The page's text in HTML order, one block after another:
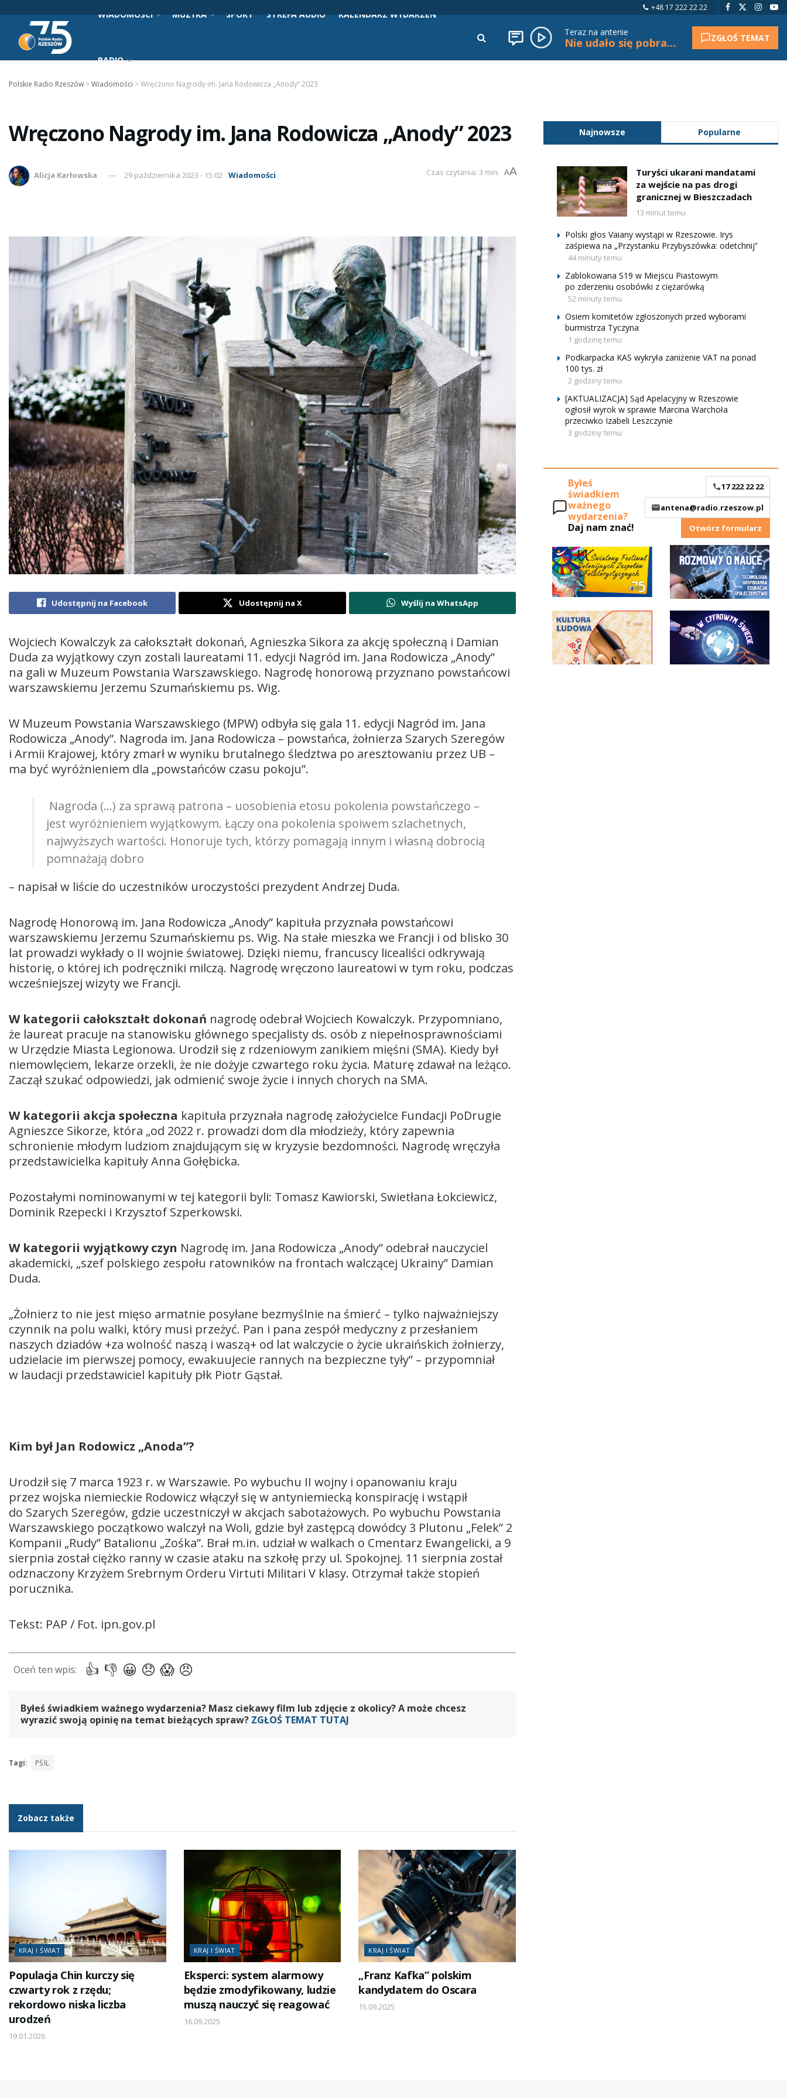
+48 17 222 22 22
WIADOMOŚCI MUZYKA SPORT STREFA AUDIO KALENDARZ WYDARZEŃ
RADIO
Teraz na antenie
Nie udało się pobrać tytułu. ZGŁOŚ TEMAT
Polskie Radio Rzeszów >Wiadomości >Wręczono Nagrody im. Jana Rodowicza „Anody” 2023
Wręczono Nagrody im. Jana Rodowicza „Anody” 2023
Alicja Karłowska 29 października 2023 - 15:02 Wiadomości Czas czytania: 3 min. AA
Udostępnij na Facebook Udostępnij na X Wyślij na WhatsApp
Wojciech Kowalczyk za całokształt dokonań, Agnieszka Sikora za akcję społeczną i Damian
Duda za wyjątkowy czyn zostali laureatami 11. edycji Nagród im. Jana Rodowicza „Anody”
na gali w Muzeum Powstania Warszawskiego. Nagrodę honorową przyznano powstańcowi
warszawskiemu Jerzemu Szumańskiemu ps. Wig.
W Muzeum Powstania Warszawskiego (MPW) odbyła się gala 11. edycji Nagród im. Jana
Rodowicza „Anody”. Nagroda im. Jana Rodowicza – powstańca, żołnierza Szarych Szeregów
i Armii Krajowej, który zmarł w wyniku brutalnego śledztwa po aresztowaniu przez UB –
ma być wyróżnieniem dla „powstańców czasu pokoju”.
Nagroda (…) za sprawą patrona – uosobienia etosu pokolenia powstańczego –
jest wyróżnieniem wyjątkowym. Łączy ona pokolenia spoiwem szlachetnych,
najwyższych wartości. Honoruje tych, którzy pomagają innym i własną dobrocią
pomnażają dobro
– napisał w liście do uczestników uroczystości prezydent Andrzej Duda.
Nagrodę Honorową im. Jana Rodowicza „Anody” kapituła przyznała powstańcowi
warszawskiemu Jerzemu Szumańskiemu ps. Wig. Na stałe mieszka we Francji i od blisko 30
lat prowadzi wykłady o II wojnie światowej. Dzięki niemu, francuscy licealiści odkrywają
historię, o której ich podręczniki milczą. Nagrodę wręczono laureatowi w tym roku, podczas
wcześniejszej wizyty we Francji.
W kategorii całokształt dokonań nagrodę odebrał Wojciech Kowalczyk. Przypomniano,
że laureat pracuje na stanowisku głównego specjalisty ds. osób z niepełnosprawnościami
w Urzędzie Miasta Legionowa. Urodził się z rdzeniowym zanikiem mięśni (SMA). Kiedy był
niemowlęciem, lekarze orzekli, że nie dożyje czwartego roku życia. Maturę zdawał na leżąco.
Zaczął szukać odpowiedzi, jak odmienić swoje życie i innych chorych na SMA.
W kategorii akcja społeczna kapituła przyznała nagrodę założycielce Fundacji PoDrugie
Agnieszce Sikorze, która „od 2022 r. prowadzi dom dla młodzieży, który zapewnia
schronienie młodym ludziom znajdującym się w kryzysie bezdomności. Nagrodę wręczyła
przedstawicielka kapituły Anna Gołębicka.
Pozostałymi nominowanymi w tej kategorii byli: Tomasz Kawiorski, Swietłana Łokciewicz,
Dominik Rzepecki i Krzysztof Szperkowski.
W kategorii wyjątkowy czyn Nagrodę im. Jana Rodowicza „Anody” odebrał nauczyciel
akademicki, „szef polskiego zespołu ratowników na frontach walczącej Ukrainy” Damian
Duda.
„Żołnierz to nie jest mięso armatnie posyłane bezmyślnie na śmierć – tylko najważniejszy
czynnik na polu walki, który musi przeżyć. Pan i pana zespół medyczny z przesłaniem
naszych dziadów +za wolność naszą i waszą+ od lat walczycie o życie ukraińskich żołnierzy,
udzielacie im pierwszej pomocy, ewakuujecie rannych na bezpieczne tyły” – przypomniał
w laudacji przedstawiciel kapituły płk Piotr Gąstał.
Kim był Jan Rodowicz „Anoda”?
Urodził się 7 marca 1923 r. w Warszawie. Po wybuchu II wojny i opanowaniu kraju
przez wojska niemieckie Rodowicz włączył się w antyniemiecką konspirację i wstąpił
do Szarych Szeregów, gdzie uczestniczył w akcjach sabotażowych. Po wybuchu Powstania
Warszawskiego początkowo walczył na Woli, gdzie był zastępcą dowódcy 3 Plutonu „Felek” 2
Kompanii „Rudy” Batalionu „Zośka”. Brał m.in. udział w walkach o Cmentarz Ewangelicki, a 9
sierpnia został ciężko ranny w czasie ataku na szkołę przy ul. Spokojnej. 11 sierpnia został
odznaczony Krzyżem Srebrnym Orderu Virtuti Militari V klasy. Otrzymał także stopień
porucznika.
Tekst: PAP / Fot. ipn.gov.pl
Byłeś świadkiem ważnego wydarzenia? Masz ciekawy film lub zdjęcie z okolicy? A może chcesz
wyrazić swoją opinię na temat bieżących spraw? ZGŁOŚ TEMAT TUTAJ
Tagi: PŚIL
Zobacz także
KRAJ I ŚWIAT
Populacja Chin kurczy się
czwarty rok z rzędu;
rekordowo niska liczba
urodzeń
19.01.2026
KRAJ I ŚWIAT
Eksperci: system alarmowy
będzie zmodyfikowany, ludzie
muszą nauczyć się reagować
16.09.2025
KRAJ I ŚWIAT
„Franz Kafka” polskim
kandydatem do Oscara
15.09.2025
Najnowsze Popularne
Turyści ukarani mandatami
za wejście na pas drogi
granicznej w Bieszczadach
13 minut temu
Polski głos Vaiany wystąpi w Rzeszowie. Irys
zaśpiewa na „Przystanku Przybyszówka: odetchnij”
44 minuty temu
Zablokowana S19 w Miejscu Piastowym
po zderzeniu osobówki z ciężarówką
52 minuty temu
Osiem komitetów zgłoszonych przed wyborami
burmistrza Tyczyna
1 godzinę temu
Podkarpacka KAS wykryła zaniżenie VAT na ponad
100 tys. zł
2 godziny temu
[AKTUALIZACJA] Sąd Apelacyjny w Rzeszowie
ogłosił wyrok w sprawie Marcina Warchoła
przeciwko Izabeli Leszczynie
3 godziny temu
Byłeś
świadkiem
ważnego
wydarzenia?
Daj nam znać!
17 222 22 22
antena@radio.rzeszow.pl
Otwórz formularz